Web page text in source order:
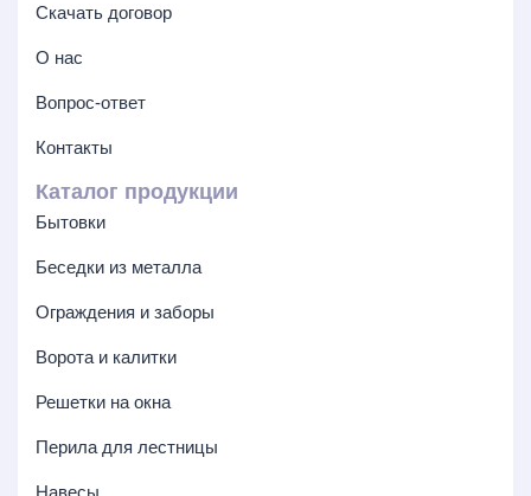
Скачать договор
О нас
Вопрос-ответ
Контакты
Каталог продукции
Бытовки
Беседки из металла
Ограждения и заборы
Ворота и калитки
Решетки на окна
Перила для лестницы
Навесы